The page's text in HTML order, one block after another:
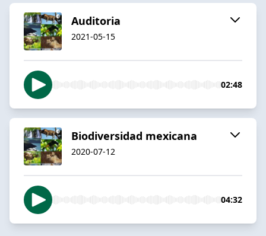
Auditoria
2021-05-15
02:48
Biodiversidad mexicana
2020-07-12
04:32